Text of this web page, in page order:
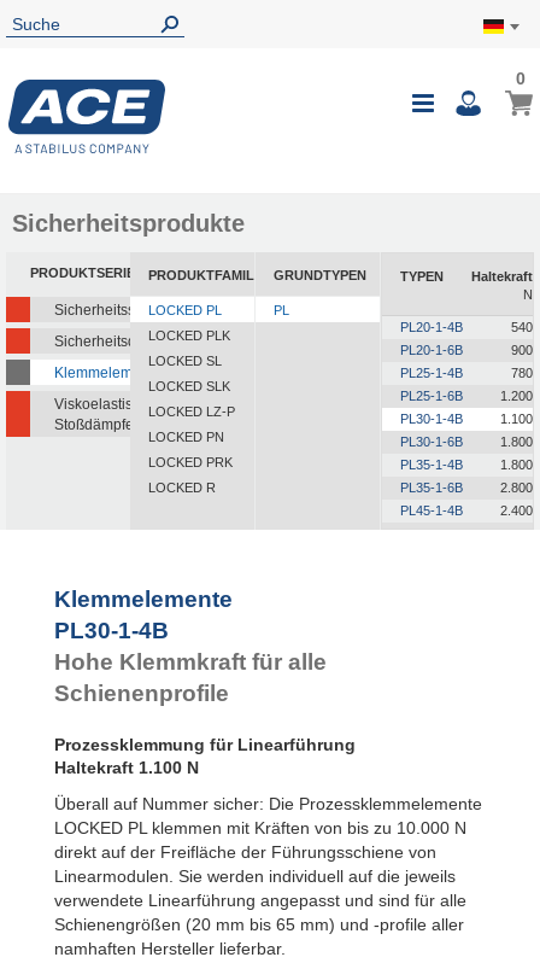
00
Sicherheitsprodukte
PRODUKTSERIEN
Sicherheitsstoßdämpfer
Sicherheitsdämpfer
Klemmelemente
Viskoelastische
Stoßdämpfer
PRODUKTFAMILIEN
LOCKED PL
LOCKED PLK
LOCKED SL
LOCKED SLK
LOCKED LZ-P
LOCKED PN
LOCKED PRK
LOCKED R
GRUNDTYPEN
PL
TYPEN
Haltekraft
N
PL20-1-4B
540
PL20-1-6B
900
PL25-1-4B
780
PL25-1-6B
1.200
PL30-1-4B
1.100
PL30-1-6B
1.800
PL35-1-4B
1.800
PL35-1-6B
2.800
PL45-1-4B
2.400
PL45-1-6B
4.000
Klemmelemente
PL30-1-4B
Hohe Klemmkraft für alle
Schienenprofile
Prozessklemmung für Linearführung
Haltekraft 1.100 N
Überall auf Nummer sicher: Die Prozessklemmelemente
LOCKED PL klemmen mit Kräften von bis zu 10.000 N
direkt auf der Freifläche der Führungsschiene von
Linearmodulen. Sie werden individuell auf die jeweils
verwendete Linearführung angepasst und sind für alle
Schienengrößen (20 mm bis 65 mm) und -profile aller
namhaften Hersteller lieferbar.